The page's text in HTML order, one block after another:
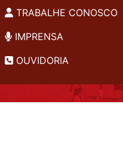
TRABALHE CONOSCO
IMPRENSA
OUVIDORIA